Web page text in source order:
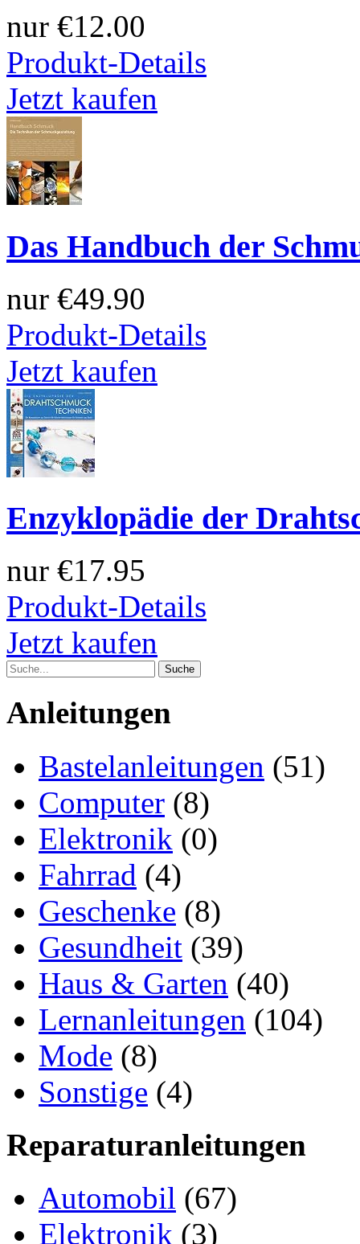
nur €12.00
Produkt-Details
Jetzt kaufen
Das Handbuch der
nur €49.90
Produkt-Details
Jetzt kaufen
Enzyklopädie der
nur €17.95
Produkt-Details
Jetzt kaufen
Anleitungen
Bastelanleitungen (51)
Computer (8)
Elektronik (0)
Fahrrad (4)
Geschenke (8)
Gesundheit (39)
Haus & Garten (40)
Lernanleitungen (104)
Mode (8)
Sonstige (4)
Reparaturanleitungen
Automobil (67)
Elektronik (3)